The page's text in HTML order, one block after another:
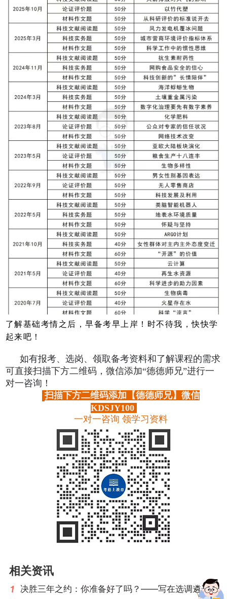
了解基础考情之后，早备考早上岸！时不待我，快快学
起来吧！
如有报考、选岗、领取备考资料和了解课程的需求
可直接扫描下方二维码，微信添加“德德师兄”进行一
对一咨询！
扫描下方二维码添加【德德师兄】微信
KDSJY100
一对一咨询 领学习资料
相关资讯
决胜三年之约：你准备好了吗？——写在选调遴选开考前